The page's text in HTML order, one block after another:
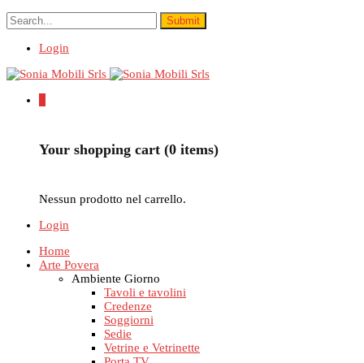
Login
Your shopping cart (0 items)
Nessun prodotto nel carrello.
Login
Home
Arte Povera
Ambiente Giorno
Tavoli e tavolini
Credenze
Soggiorni
Sedie
Vetrine e Vetrinette